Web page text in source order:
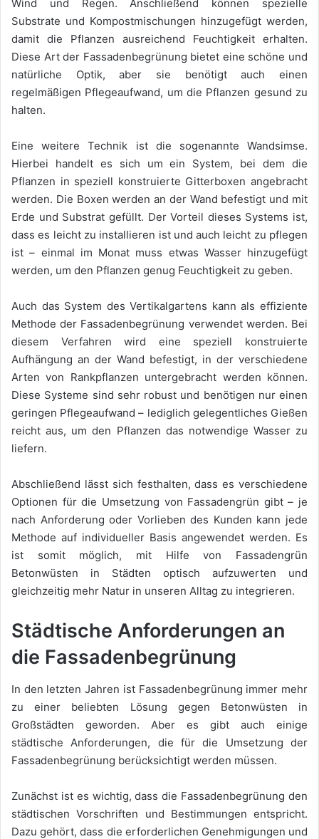
Wind und Regen. Anschließend können spezielle
Substrate und Kompostmischungen hinzugefügt werden,
damit die Pflanzen ausreichend Feuchtigkeit erhalten.
Diese Art der Fassadenbegrünung bietet eine schöne und
natürliche Optik, aber sie benötigt auch einen
regelmäßigen Pflegeaufwand, um die Pflanzen gesund zu
halten.
Eine weitere Technik ist die sogenannte Wandsimse.
Hierbei handelt es sich um ein System, bei dem die
Pflanzen in speziell konstruierte Gitterboxen angebracht
werden. Die Boxen werden an der Wand befestigt und mit
Erde und Substrat gefüllt. Der Vorteil dieses Systems ist,
dass es leicht zu installieren ist und auch leicht zu pflegen
ist – einmal im Monat muss etwas Wasser hinzugefügt
werden, um den Pflanzen genug Feuchtigkeit zu geben.
Auch das System des Vertikalgartens kann als effiziente
Methode der Fassadenbegrünung verwendet werden. Bei
diesem Verfahren wird eine speziell konstruierte
Aufhängung an der Wand befestigt, in der verschiedene
Arten von Rankpflanzen untergebracht werden können.
Diese Systeme sind sehr robust und benötigen nur einen
geringen Pflegeaufwand – lediglich gelegentliches Gießen
reicht aus, um den Pflanzen das notwendige Wasser zu
liefern.
Abschließend lässt sich festhalten, dass es verschiedene
Optionen für die Umsetzung von Fassadengrün gibt – je
nach Anforderung oder Vorlieben des Kunden kann jede
Methode auf individueller Basis angewendet werden. Es
ist somit möglich, mit Hilfe von Fassadengrün
Betonwüsten in Städten optisch aufzuwerten und
gleichzeitig mehr Natur in unseren Alltag zu integrieren.
Städtische Anforderungen an
die Fassadenbegrünung
In den letzten Jahren ist Fassadenbegrünung immer mehr
zu einer beliebten Lösung gegen Betonwüsten in
Großstädten geworden. Aber es gibt auch einige
städtische Anforderungen, die für die Umsetzung der
Fassadenbegrünung berücksichtigt werden müssen.
Zunächst ist es wichtig, dass die Fassadenbegrünung den
städtischen Vorschriften und Bestimmungen entspricht.
Dazu gehört, dass die erforderlichen Genehmigungen und